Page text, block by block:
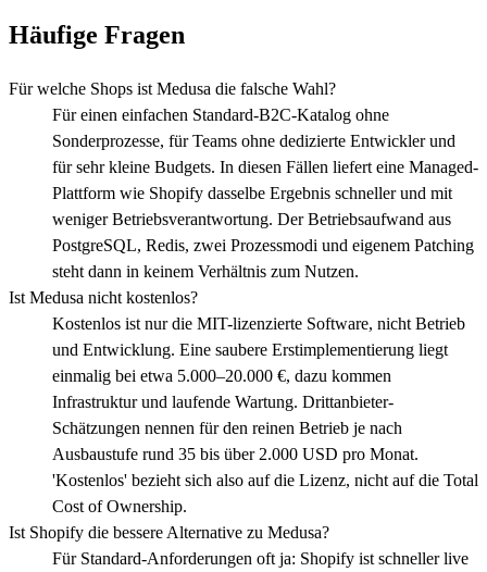
Häufige Fragen
Für welche Shops ist Medusa die falsche Wahl?
Für einen einfachen Standard-B2C-Katalog ohne
Sonderprozesse, für Teams ohne dedizierte Entwickler und
für sehr kleine Budgets. In diesen Fällen liefert eine Managed-
Plattform wie Shopify dasselbe Ergebnis schneller und mit
weniger Betriebsverantwortung. Der Betriebsaufwand aus
PostgreSQL, Redis, zwei Prozessmodi und eigenem Patching
steht dann in keinem Verhältnis zum Nutzen.
Ist Medusa nicht kostenlos?
Kostenlos ist nur die MIT-lizenzierte Software, nicht Betrieb
und Entwicklung. Eine saubere Erstimplementierung liegt
einmalig bei etwa 5.000–20.000 €, dazu kommen
Infrastruktur und laufende Wartung. Drittanbieter-
Schätzungen nennen für den reinen Betrieb je nach
Ausbaustufe rund 35 bis über 2.000 USD pro Monat.
'Kostenlos' bezieht sich also auf die Lizenz, nicht auf die Total
Cost of Ownership.
Ist Shopify die bessere Alternative zu Medusa?
Für Standard-Anforderungen oft ja: Shopify ist schneller live